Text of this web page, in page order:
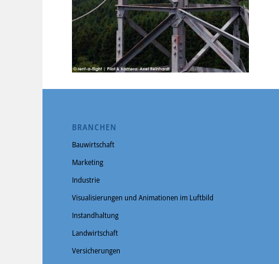
BRANCHEN
Bauwirtschaft
Marketing
Industrie
Visualisierungen und Animationen im Luftbild
Instandhaltung
Landwirtschaft
Versicherungen